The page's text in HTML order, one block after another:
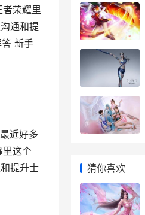
荣耀里
通和提
新手
近好多
里这个
提升士
猜你喜欢